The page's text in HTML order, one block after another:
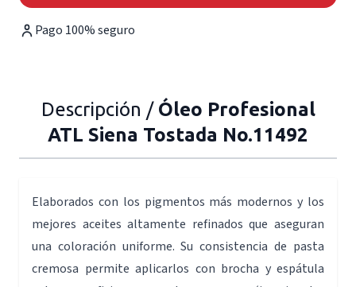
Pago 100% seguro
Descripción / Óleo Profesional
ATL Siena Tostada No.11492
Elaborados con los pigmentos más modernos y los
mejores aceites altamente refinados que aseguran
una coloración uniforme. Su consistencia de pasta
cremosa permite aplicarlos con brocha y espátula